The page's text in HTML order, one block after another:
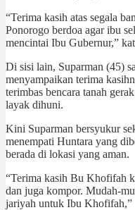
“Terima kasih atas segala
Ponorogo berdoa agar ibu
mencintai Ibu Gubernur,”
Di sisi lain, Suparman (45)
menyampaikan terima
terimbas bencara tanah
layak dihuni.
Kini Suparman bersyukur
menempati Huntara yang
berada di lokasi yang aman.
“Terima kasih Bu Khofifah
dan juga kompor. Mudah-
jariyah untuk Ibu Khofifah,”